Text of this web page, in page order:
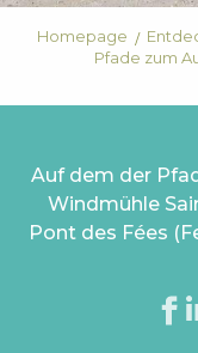
Homepage
Pfade zum
Auf dem der
Windmühle
Pont des Fées